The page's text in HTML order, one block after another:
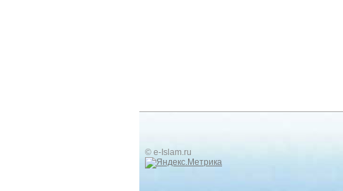
© e-Islam.ru